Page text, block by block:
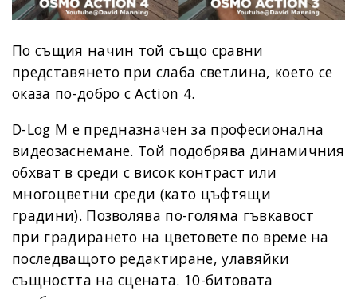
По същия начин той също сравни
представянето при слаба светлина, което се
оказа по-добро с Action 4.
D-Log M е предназначен за професионална
видеозаснемане. Той подобрява динамичния
обхват в среди с висок контраст или
многоцветни среди (като цъфтящи
градини). Позволява по-голяма гъвкавост
при градирането на цветовете по време на
последващото редактиране, улавяйки
същността на сцената. 10-битовата